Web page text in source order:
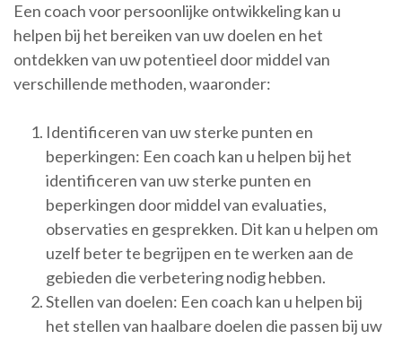
Een coach voor persoonlijke ontwikkeling kan u
helpen bij het bereiken van uw doelen en het
ontdekken van uw potentieel door middel van
verschillende methoden, waaronder:
Identificeren van uw sterke punten en
beperkingen: Een coach kan u helpen bij het
identificeren van uw sterke punten en
beperkingen door middel van evaluaties,
observaties en gesprekken. Dit kan u helpen om
uzelf beter te begrijpen en te werken aan de
gebieden die verbetering nodig hebben.
Stellen van doelen: Een coach kan u helpen bij
het stellen van haalbare doelen die passen bij uw